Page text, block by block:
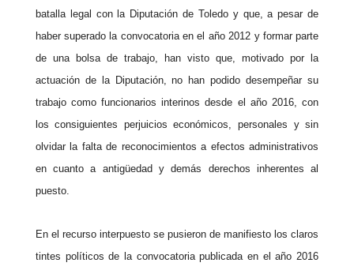
batalla legal con la Diputación de Toledo y que, a pesar de
haber superado la convocatoria en el año 2012 y formar parte
de una bolsa de trabajo, han visto que, motivado por la
actuación de la Diputación, no han podido desempeñar su
trabajo como funcionarios interinos desde el año 2016, con
los consiguientes perjuicios económicos, personales y sin
olvidar la falta de reconocimientos a efectos administrativos
en cuanto a antigüedad y demás derechos inherentes al
puesto.
En el recurso interpuesto se pusieron de manifiesto los claros
tintes políticos de la convocatoria publicada en el año 2016